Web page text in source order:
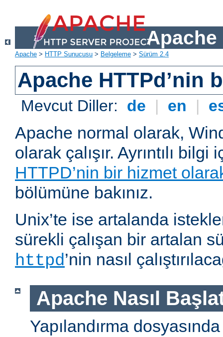
Apache
Apache > HTTP Sunucusu > Belgeleme > Sürüm 2.4
Apache HTTPd’nin
Mevcut Diller: de | en |
Apache normal olarak,
olarak çalışır. Ayrıntılı bilgi
HTTPD’nin bir hizmet olarak
bölümüne bakınız.
Unix’te ise artalanda
sürekli çalışan bir artalan
httpd’nin nasıl
Apache Nasıl
Yapılandırma